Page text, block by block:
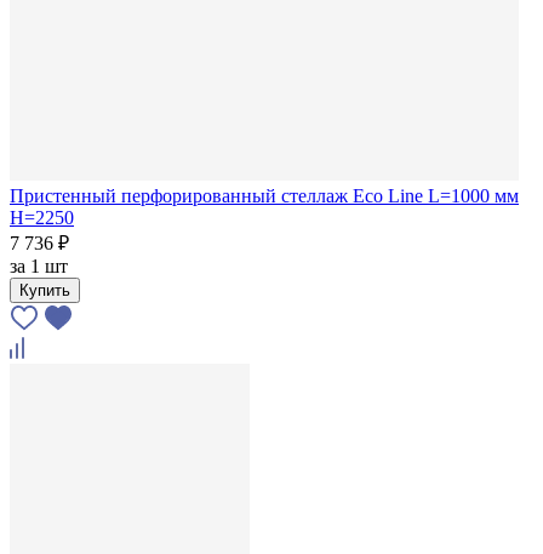
Пристенный перфорированный стеллаж Eco Line L=1000 мм
H=2250
7 736 ₽
за 1 шт
Купить